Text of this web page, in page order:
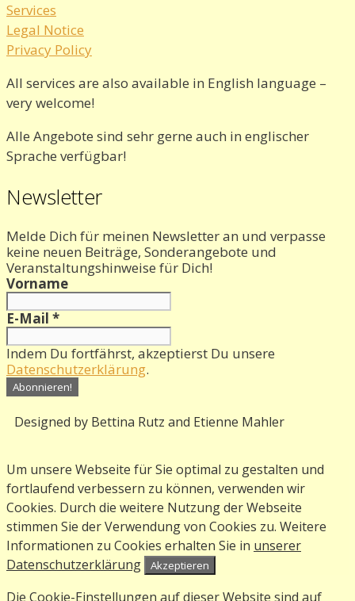
Services
Legal Notice
Privacy Policy
All services are also available in English language –
very welcome!
Alle Angebote sind sehr gerne auch in englischer
Sprache verfügbar!
Newsletter
Melde Dich für meinen Newsletter an und verpasse
keine neuen Beiträge, Sonderangebote und
Veranstaltungshinweise für Dich!
Vorname
E-Mail *
Indem Du fortfährst, akzeptierst Du unsere
Datenschutzerklärung.
Designed by Bettina Rutz and Etienne Mahler
Um unsere Webseite für Sie optimal zu gestalten und
fortlaufend verbessern zu können, verwenden wir
Cookies. Durch die weitere Nutzung der Webseite
stimmen Sie der Verwendung von Cookies zu. Weitere
Informationen zu Cookies erhalten Sie in unserer
Datenschutzerklärung
Akzeptieren
Die Cookie-Einstellungen auf dieser Website sind auf